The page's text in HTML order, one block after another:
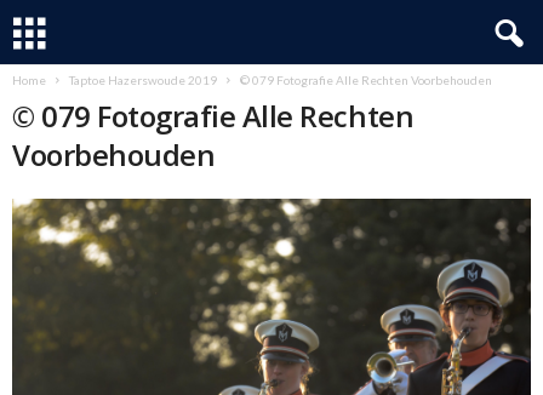
Home Taptoe Hazerswoude 2019 © 079 Fotografie Alle Rechten Voorbehouden
© 079 Fotografie Alle Rechten
Voorbehouden